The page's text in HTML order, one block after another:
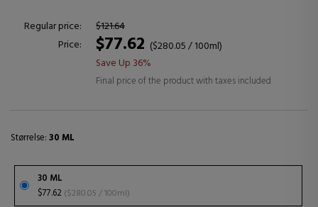
Regular price:
$121.64
Price:
$77.62 ($280.05 / 100ml)
Save Up 36%
Final price of the product with taxes included
Størrelse: 30 ML
30 ML
$77.62
($280.05 / 100ml)